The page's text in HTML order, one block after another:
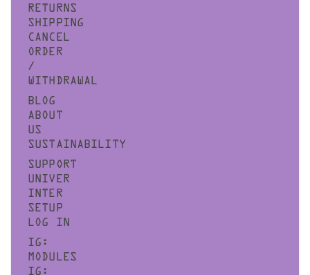
RETURNS
SHIPPING
CANCEL
ORDER
/
WITHDRAWAL
BLOG
ABOUT
US
SUSTAINABILITY
SUPPORT
UNIVER
INTER
SETUP
LOG IN
IG:
MODULES
IG: